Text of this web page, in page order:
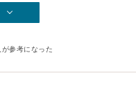
が参考になった